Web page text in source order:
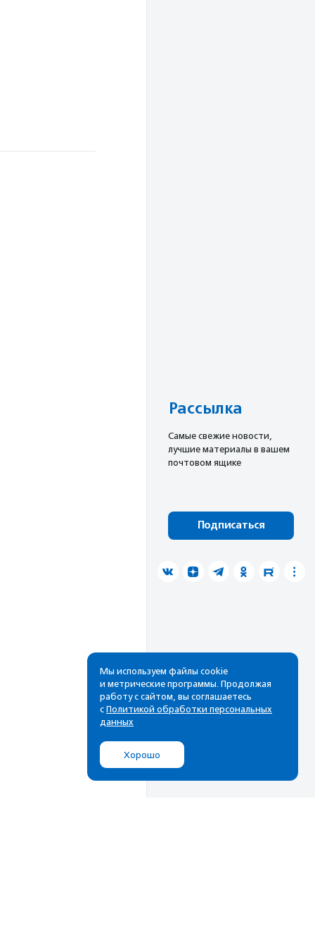
Рассылка
Cамые свежие новости,
лучшие материалы в вашем
почтовом ящике
Подписаться
Мы используем файлы cookie
и метрические программы. Продолжая
работу с сайтом, вы соглашаетесь
с Политикой обработки персональных
данных
Хорошо